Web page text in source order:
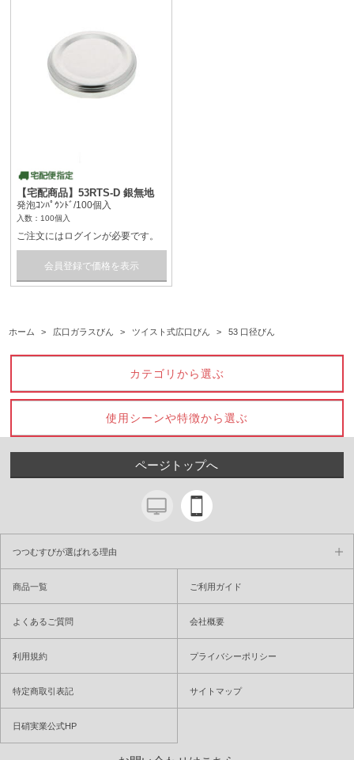
【宅配商品】53RTS-D 銀無地
発泡ｺﾝﾊﾟｳﾝﾄﾞ/100個入
入数：100個入
ご注文にはログインが必要です。
会員登録で価格を表示
ホーム > 広口ガラスびん > ツイスト式広口びん > 53 口径びん
カテゴリから選ぶ
使用シーンや特徴から選ぶ
ページトップへ
つつむすびが選ばれる理由
商品一覧 ご利用ガイド
よくあるご質問 会社概要
利用規約 プライバシーポリシー
特定商取引表記 サイトマップ
日硝実業公式HP